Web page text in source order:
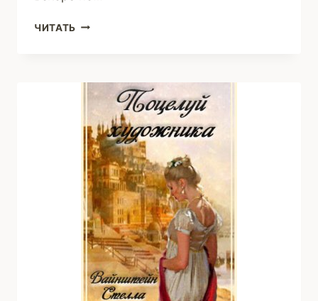
ЧИТАТЬ ИМПЕРАТРИЦА
БЕССМЕРТНАЯ)